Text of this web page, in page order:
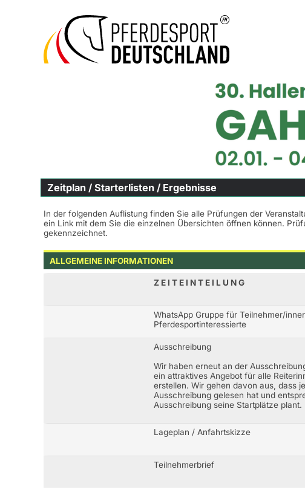
Zeitplan / Starterlisten / Ergebnisse
In der folgenden Auflistung finden Sie alle Prüfungen der
ein Link mit dem Sie die einzelnen Übersichten öffnen können.
gekennzeichnet.
ALLGEMEINE INFORMATIONEN
Z E I T E I N T E I L U N G
WhatsApp Gruppe für Teilnehmer/
Pferdesportinteressierte
Ausschreibung
Wir haben erneut an der
ein attraktives Angebot für alle
erstellen. Wir gehen davon aus, dass
Ausschreibung gelesen hat und
Ausschreibung seine Startplätze plant.
Lageplan / Anfahrtskizze
Teilnehmerbrief